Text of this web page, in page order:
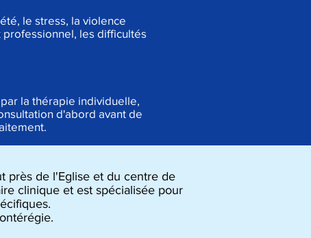
le stress, la violence
professionnel, les difficultés
la thérapie individuelle,
d'abord avant de
près de l'Eglise et du centre de
clinique et est spécialisée pour